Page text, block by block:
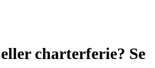
charterferie? Se